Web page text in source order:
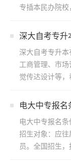
专插本民办院
深大自考专升
深大自考专升本
工商管理、市
觉传达设计等
电大中专报名
电大中专报名
招生对象：应
员。全国招生